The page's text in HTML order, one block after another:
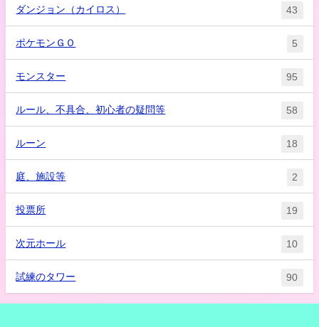
ダンジョン（カイロス） 43
ポケモンＧＯ 5
モンスター 95
ルール、不具合、初心者の疑問等 58
ルーン 18
庭、施設等 2
投票所 19
次元ホール 10
試練のタワー 90